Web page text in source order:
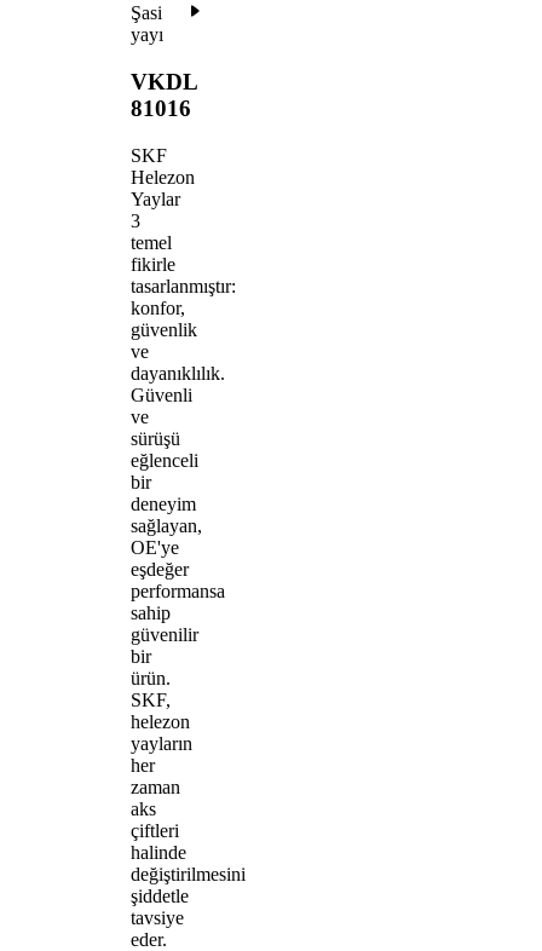
Şasi
yayı
VKDL
81016
SKF
Helezon
Yaylar
3
temel
fikirle
tasarlanmıştır:
konfor,
güvenlik
ve
dayanıklılık.
Güvenli
ve
sürüşü
eğlenceli
bir
deneyim
sağlayan,
OE'ye
eşdeğer
performansa
sahip
güvenilir
bir
ürün.
SKF,
helezon
yayların
her
zaman
aks
çiftleri
halinde
değiştirilmesini
şiddetle
tavsiye
eder.